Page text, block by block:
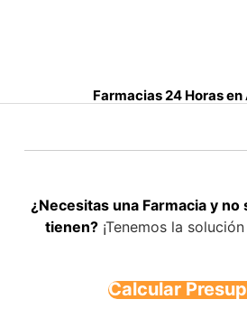
Farmacias 24 Horas
¿Necesitas una Farmacia y
tienen?¡Tenemos la
Calcular